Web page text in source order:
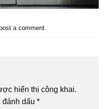
a comment.
hiển thị công khai.
dấu *